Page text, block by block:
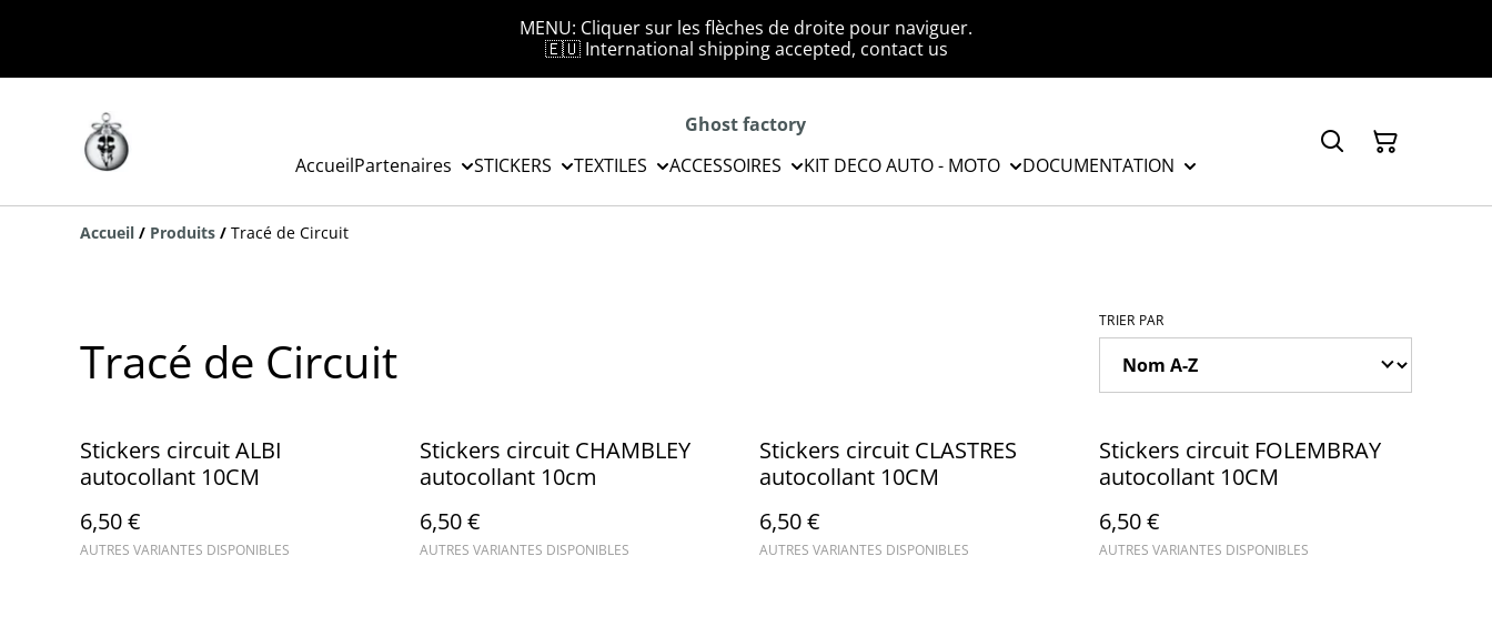
MENU: Cliquer sur les flèches de droite pour naviguer.
🇪🇺 International shipping accepted, contact us
Ghost factory
AccueilPartenaires STICKERS TEXTILES ACCESSOIRES KIT DECO AUTO - MOTO DOCUMENTATION
Accueil / Produits / Tracé de Circuit
Tracé de Circuit
TRIER PAR
Stickers circuit ALBI
autocollant 10CM
6,50 €
AUTRES VARIANTES DISPONIBLES
Stickers circuit CHAMBLEY
autocollant 10cm
6,50 €
AUTRES VARIANTES DISPONIBLES
Stickers circuit CLASTRES
autocollant 10CM
6,50 €
AUTRES VARIANTES DISPONIBLES
Stickers circuit FOLEMBRAY
autocollant 10CM
6,50 €
AUTRES VARIANTES DISPONIBLES